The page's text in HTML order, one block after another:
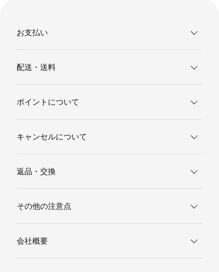
お支払い
配送・送料
ポイントについて
キャンセルについて
返品・交換
その他の注意点
会社概要